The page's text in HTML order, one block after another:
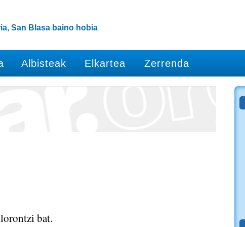
San Blasa baino hobia
Albisteak Elkartea Zerrenda
bat.